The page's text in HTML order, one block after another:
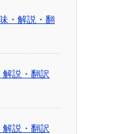
・解説・翻
説・翻訳
説・翻訳